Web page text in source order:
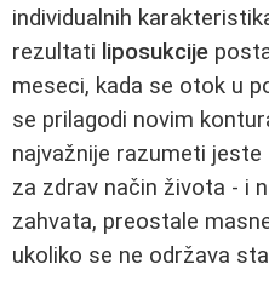
individualnih
rezultati liposukcije
meseci, kada se otok u
se prilagodi novim
najvažnije razumeti jeste
za zdrav način života - i
zahvata, preostale
ukoliko se ne održava